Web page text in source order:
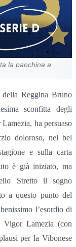
la panchina a
Reggina Bruno
sconfitta degli
ha persuaso
doloroso, nel bel
e sulla carta
è già iniziato, ma
Stretto il sogno
a questo punto del
l’esordio di
Vigor Lamezia (con
per la Vibonese